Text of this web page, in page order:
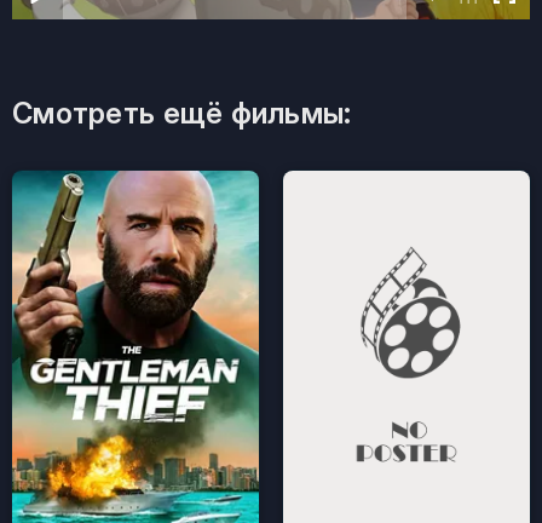
Смотреть ещё фильмы: